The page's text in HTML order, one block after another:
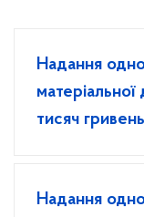
Надання
тисяч гривень
Надання